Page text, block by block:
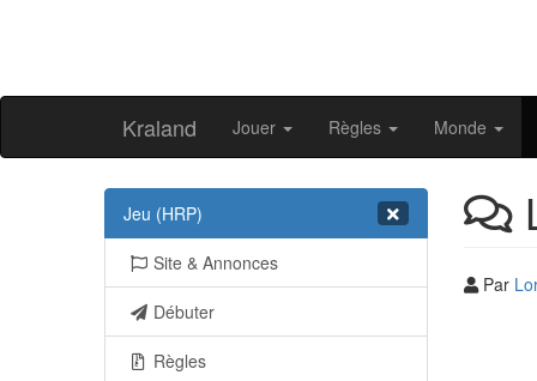
Kraland Jouer Règles Monde
Jeu (HRP)
Site & Annonces
Débuter
Règles
Par